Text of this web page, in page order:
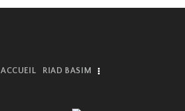
ACCUEIL RIAD BASIM